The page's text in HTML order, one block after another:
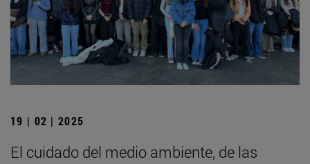
19 | 02 | 2025
El cuidado del medio ambiente, de las